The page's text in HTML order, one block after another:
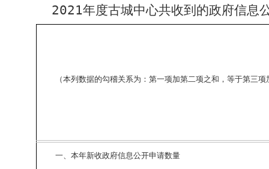
2021年度古城中心共收到的政府信息
（本列数据的勾稽关系为：第一项加第二项之和，等于第三
一、本年新收政府信息公开申请数量